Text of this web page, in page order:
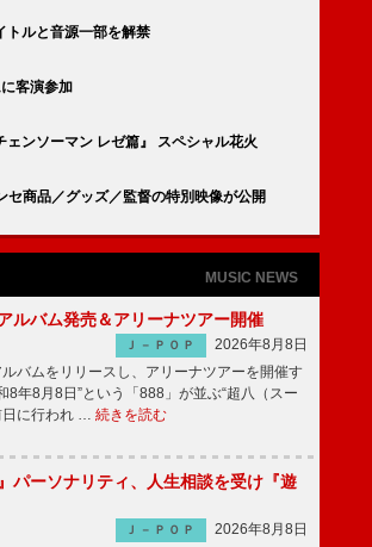
トルと音源一部を解禁
客演参加
ンソーマン レゼ篇』 スペシャル花火
商品／グッズ／監督の特別映像が公開
MUSIC NEWS
ルバム発売＆アリーナツアー開催
Ｊ－ＰＯＰ
2026年8月8日
バムをリリースし、アリーナツアーを開催す
年8月8日”という「888」が並ぶ“超八（スー
日に行われ … 続きを読む
パーソナリティ、人生相談を受け『遊
Ｊ－ＰＯＰ
2026年8月8日